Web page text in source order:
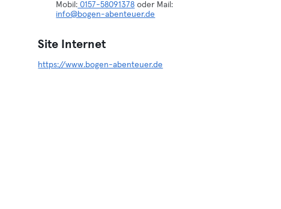
Mobil: 0157-58091378 oder Mail:
info@bogen-abenteuer.de
Site Internet
https://www.bogen-abenteuer.de